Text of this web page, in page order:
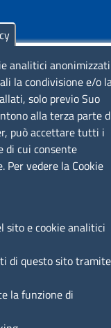
riservato
analitici
la condivisione e/o
solo previo Suo
alla terza parte
può accettare tutti i
di cui consente
Per vedere la Cookie
sito e cookie analitici
di questo sito tramite
la funzione di